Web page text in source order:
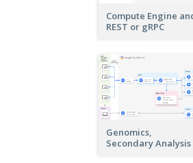
Compute Engine
REST or gRPC
Genomics,
Secondary Analysis